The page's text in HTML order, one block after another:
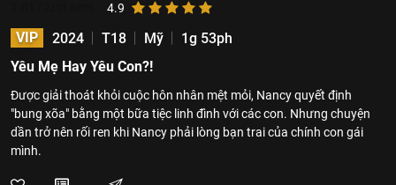
4.9
VIP 2024 T18 Mỹ
1g 53ph
Yêu Mẹ Hay Yêu Con?!
Được giải thoát khỏi cuộc hôn nhân mệt mỏi, Nancy quyết định
"bung xõa" bằng một bữa tiệc linh đình với các con. Nhưng chuyện
dần trở nên rối ren khi Nancy phải lòng bạn trai của chính con gái
mình.